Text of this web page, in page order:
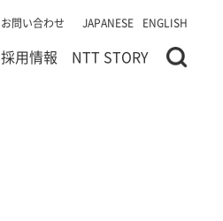
お問い合わせ JAPANESE ENGLISH
採用情報 NTT STORY